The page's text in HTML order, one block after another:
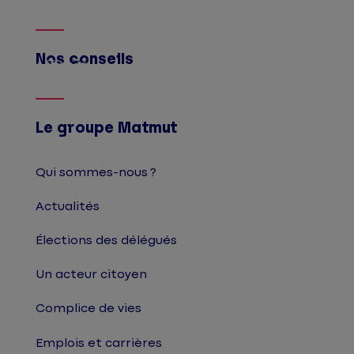
Nos conseils
Afficher
Le groupe Matmut
Qui sommes-nous ?
Actualités
Élections des délégués
Un acteur citoyen
Complice de vies
Emplois et carrières